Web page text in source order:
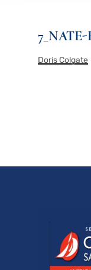
Doris Colgate